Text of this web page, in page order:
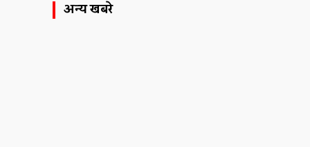
अन्य खबरे